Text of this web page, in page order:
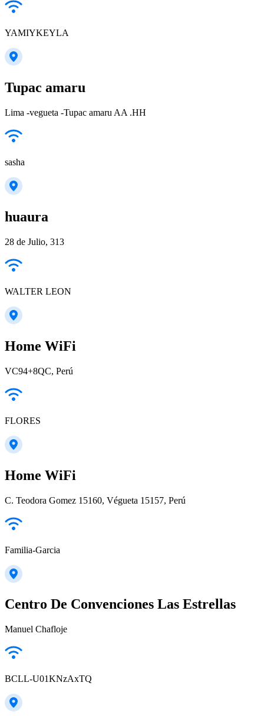
YAMIYKEYLA
Tupac amaru
Lima -vegueta -Tupac amaru AA .HH
sasha
huaura
28 de Julio, 313
WALTER LEON
Home WiFi
VC94+8QC, Perú
FLORES
Home WiFi
C. Teodora Gomez 15160, Végueta 15157, Perú
Familia-Garcia
Centro De Convenciones Las Estrellas
Manuel Chafloje
BCLL-U01KNzAxTQ